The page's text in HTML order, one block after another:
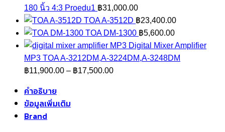
was:
฿39,000.00.
is:
฿35,000.00.
180 นิ้ว 4:3 Proedu1 ฿31,000.00
TOA A-3512D ฿23,400.00
TOA DM-1300 ฿5,600.00
Digital Mixer Amplifier
MP3 TOA A-3212DM,A-3224DM,A-3248DM
฿11,900.00 – ฿17,500.00Price
คำอธิบาย
ข้อมูลเพิ่มเติม
Brand